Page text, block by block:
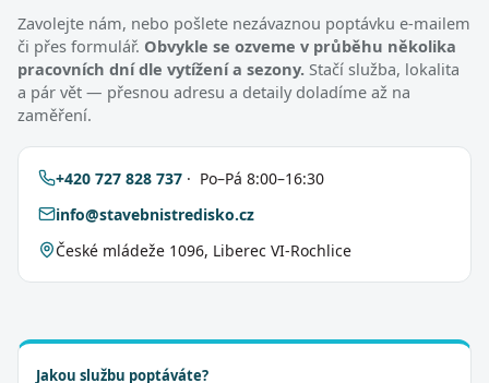
Zavolejte nám, nebo pošlete nezávaznou poptávku e-mailem
či přes formulář. Obvykle se ozveme v průběhu několika
pracovních dní dle vytížení a sezony. Stačí služba, lokalita
a pár vět — přesnou adresu a detaily doladíme až na
zaměření.
+420 727 828 737 · Po–Pá 8:00–16:30
info@stavebnistredisko.cz
České mládeže 1096, Liberec VI-Rochlice
Jakou službu poptáváte?